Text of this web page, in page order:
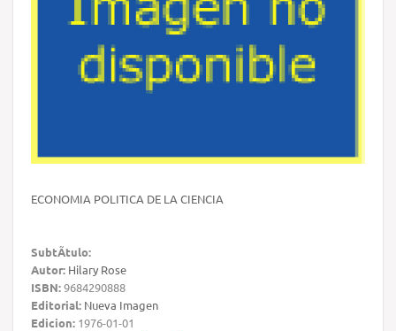
ECONOMIA POLITICA DE LA CIENCIA
SubtÃ­tulo:
Autor: Hilary Rose
ISBN:9684290888
Editorial: Nueva Imagen
Edicion: 1976-01-01